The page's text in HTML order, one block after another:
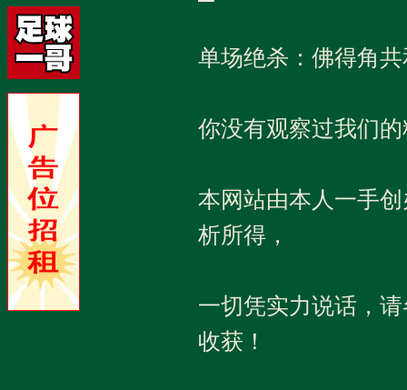
单场绝杀：佛得角
你没有观察过我们
本网站由本人一手
析所得，
一切凭实力说话，
收获！